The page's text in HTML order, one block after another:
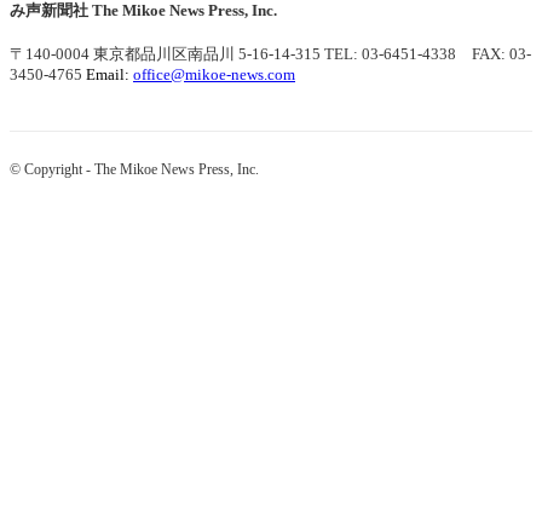
み声新聞社 The Mikoe News Press, Inc.
〒140-0004 東京都品川区南品川 5-16-14-315 TEL: 03-6451-4338 FAX: 03-
3450-4765 Email: office@mikoe-news.com
© Copyright - The Mikoe News Press, Inc.